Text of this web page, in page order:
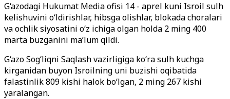
G‘azodagi Hukumat Media ofisi 14 - aprel kuni Isroil sulh
kelishuvini o‘ldirishlar, hibsga olishlar, blokada choralari
va ochlik siyosatini o‘z ichiga olgan holda 2 ming 400
marta buzganini ma’lum qildi.
G‘azo Sog‘liqni Saqlash vazirligiga ko‘ra sulh kuchga
kirganidan buyon Isroilning uni buzishi oqibatida
falastinlik 809 kishi halok bo‘lgan, 2 ming 267 kishi
yaralangan.